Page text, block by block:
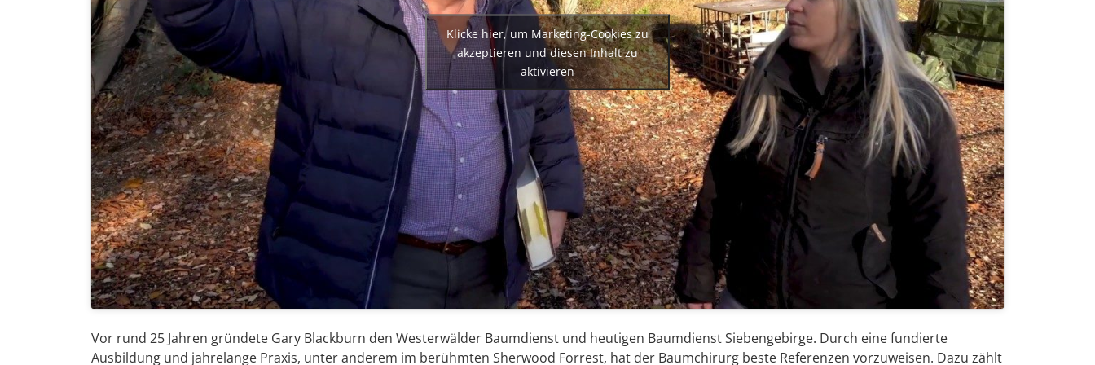
Klicke hier, um Marketing-Cookies zu
akzeptieren und diesen Inhalt zu
aktivieren
Vor rund 25 Jahren gründete Gary Blackburn den Westerwälder Baumdienst und heutigen Baumdienst Siebengebirge. Durch eine fundierte
Ausbildung und jahrelange Praxis, unter anderem im berühmten Sherwood Forrest, hat der Baumchirurg beste Referenzen vorzuweisen. Dazu zählt